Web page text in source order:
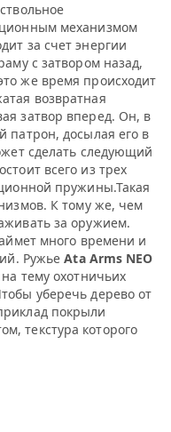
механизмом
за счет энергии
с затвором назад,
же время происходит
возвратная
затвор вперед. Он, в
патрон, досылая его в
сделать следующий
всего из трех
пружины.Такая
К тому же, чем
за оружием.
много времени и
Ружье Ata Arms NEO
тему охотничьих
уберечь дерево от
покрыли
текстура которого